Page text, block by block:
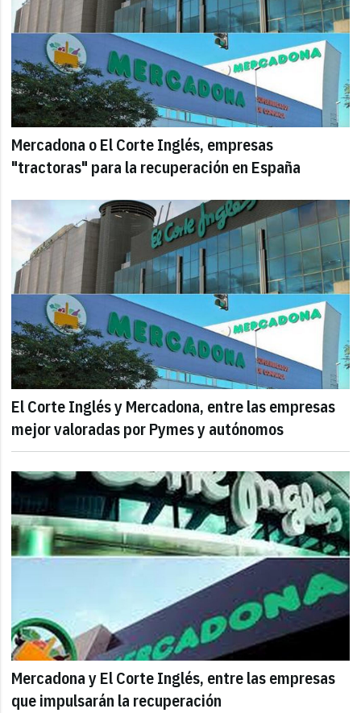
Mercadona o El Corte Inglés, empresas
"tractoras" para la recuperación en España
El Corte Inglés y Mercadona, entre las empresas
mejor valoradas por Pymes y autónomos
Mercadona y El Corte Inglés, entre las empresas
que impulsarán la recuperación